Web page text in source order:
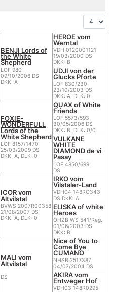
BENJI Lords of
the White
Shepherd
LOF 980
09/10/2006 DS
DKK: A
HEROE vom
Werntal
VDH 0120001121
19/03/2000 DS
DKK: B
UDJI von der
Glucks Pforte
LOF 830/230
23/10/2003 DS
DKK: A, DLK: 0
FOXIE-
WONDERFULL
Lords of the
White Shepherd
LOF 8157/1470
25/03/2009 DS
DKK: A, DLK: 0
QUAX of White
Friends
LOF 5573/593
30/05/2006 DS
DKK: B, DLK: 0/0
VULKANE
WHITE
DIAMOND de vi
Pasay
LOF 4850/699
DS
ICOR vom
Altvilstal
BVWS 2007R00358
21/08/2007 DS
DKK: A, DLK: 0
IRKO vom
Vilstaler-Land
VDH04 148RO343
DS DKK: A
ELISKA of white
Heroes
ÖHZB WS 541/Reg.
01/06/2003 DS
DKK: B
MALI vom
Altvilstal
DS
Nice of You to
Come Bye
CUMANO
NHSB 2517387
04/07/2004 DS
AKIRA vom
Entweger Hof
VDH03 148R0295